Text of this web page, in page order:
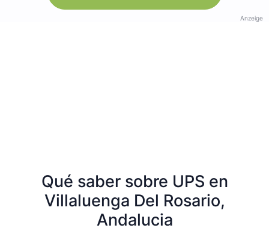
Anzeige
Qué saber sobre UPS en
Villaluenga Del Rosario,
Andalucia